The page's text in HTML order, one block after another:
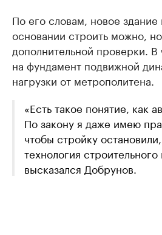
По его словам, новое здание
основании строить можно,
дополнительной проверки. В
на фундамент подвижной
нагрузки от метрополитена.
«Есть такое понятие, как
По закону я даже имею
чтобы стройку
технология
высказался Добрунов.